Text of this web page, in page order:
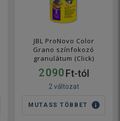
JBL ProNovo Color
Grano színfokozó
granulátum (Click)
2 090 Ft-tól
2 változat
MUTASS TÖBBET